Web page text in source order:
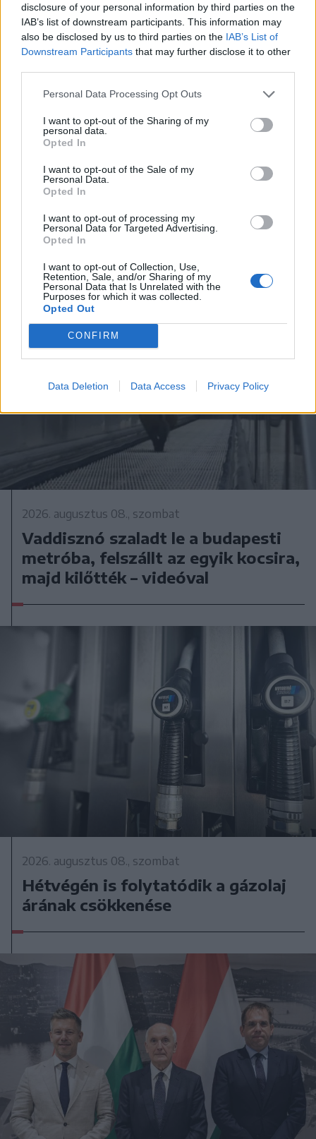
disclosure of your personal information by third parties on the
IAB’s list of downstream participants. This information may
also be disclosed by us to third parties on the IAB’s List of
Downstream Participants that may further disclose it to other
Personal Data Processing Opt Outs
I want to opt-out of the Sharing of my
personal data.
Opted In
I want to opt-out of the Sale of my
Personal Data.
Opted In
I want to opt-out of processing my
Personal Data for Targeted Advertising.
Opted In
I want to opt-out of Collection, Use,
Retention, Sale, and/or Sharing of my
Personal Data that Is Unrelated with the
Purposes for which it was collected.
Opted Out
CONFIRM
Data Deletion Data Access Privacy Policy
2026. augusztus 08., szombat
Románia irányából érkező ukrán
csalidrón robbant fel Bulgáriában –
frissítve
2026. augusztus 08., szombat
Vaddisznó szaladt le a budapesti
metróba, felszállt az egyik kocsira,
majd kilőtték – videóval
2026. augusztus 08., szombat
Hétvégén is folytatódik a gázolaj
árának csökkenése